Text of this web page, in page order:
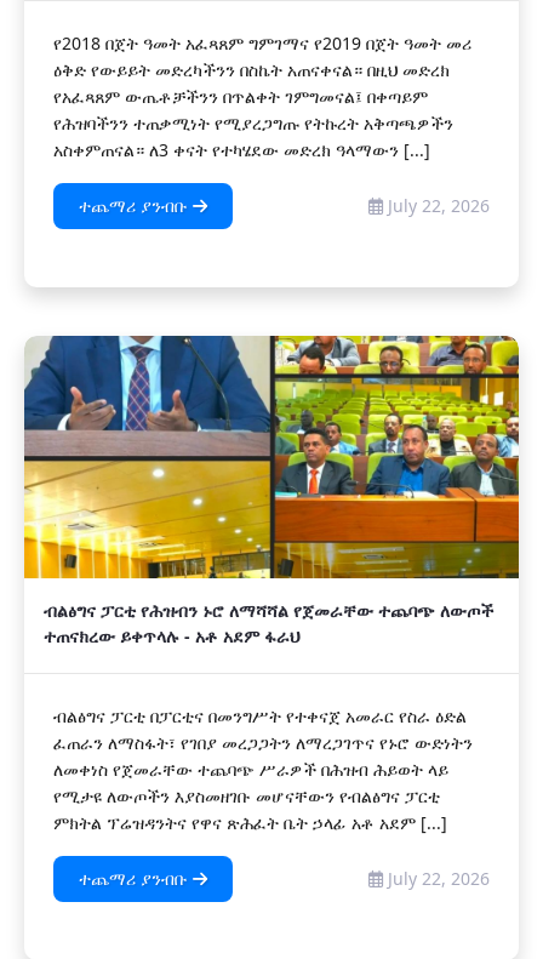
የ2018 በጀት ዓመት አፈጻጸም ግምገማና የ2019 በጀት ዓመት መሪ
ዕቅድ የውይይት መድረካችንን በስኬት አጠናቀናል። በዚህ መድረክ
የአፈጻጸም ውጤቶቻችንን በጥልቀት ገምግመናል፤ በቀጣይም
የሕዝባችንን ተጠቃሚነት የሚያረጋግጡ የትኩረት አቅጣጫዎችን
አስቀምጠናል። ለ3 ቀናት የተካሄደው መድረክ ዓላማውን [...]
ተጨማሪ ያንብቡ July 22, 2026
ብልፅግና ፓርቲ የሕዝብን ኑሮ ለማሻሻል የጀመራቸው ተጨባጭ ለውጦች
ተጠናክረው ይቀጥላሉ - አቶ አደም ፋራህ
ብልፅግና ፓርቲ በፓርቲና በመንግሥት የተቀናጀ አመራር የስራ ዕድል
ፈጠራን ለማስፋት፣ የገበያ መረጋጋትን ለማረጋገጥና የኑሮ ውድነትን
ለመቀነስ የጀመራቸው ተጨባጭ ሥራዎች በሕዝብ ሕይወት ላይ
የሚታዩ ለውጦችን እያስመዘገቡ መሆናቸውን የብልፅግና ፓርቲ
ምክትል ፕሬዝዳንትና የዋና ጽሕፈት ቤት ኃላፊ አቶ አደም [...]
ተጨማሪ ያንብቡ July 22, 2026